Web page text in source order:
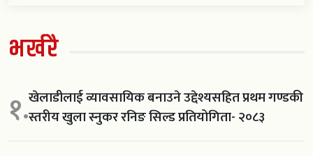
भर्खरै
१.खेलाडीलाई व्यावसायिक बनाउने उद्देश्यसहित प्रथम गण्डकी
स्तरीय खुला स्नुकर रनिङ सिल्ड प्रतियोगिता- २०८३